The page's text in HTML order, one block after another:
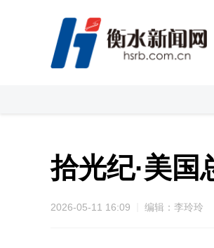
拾光纪·美
2026-05-11 16:09 编辑：李玲玲